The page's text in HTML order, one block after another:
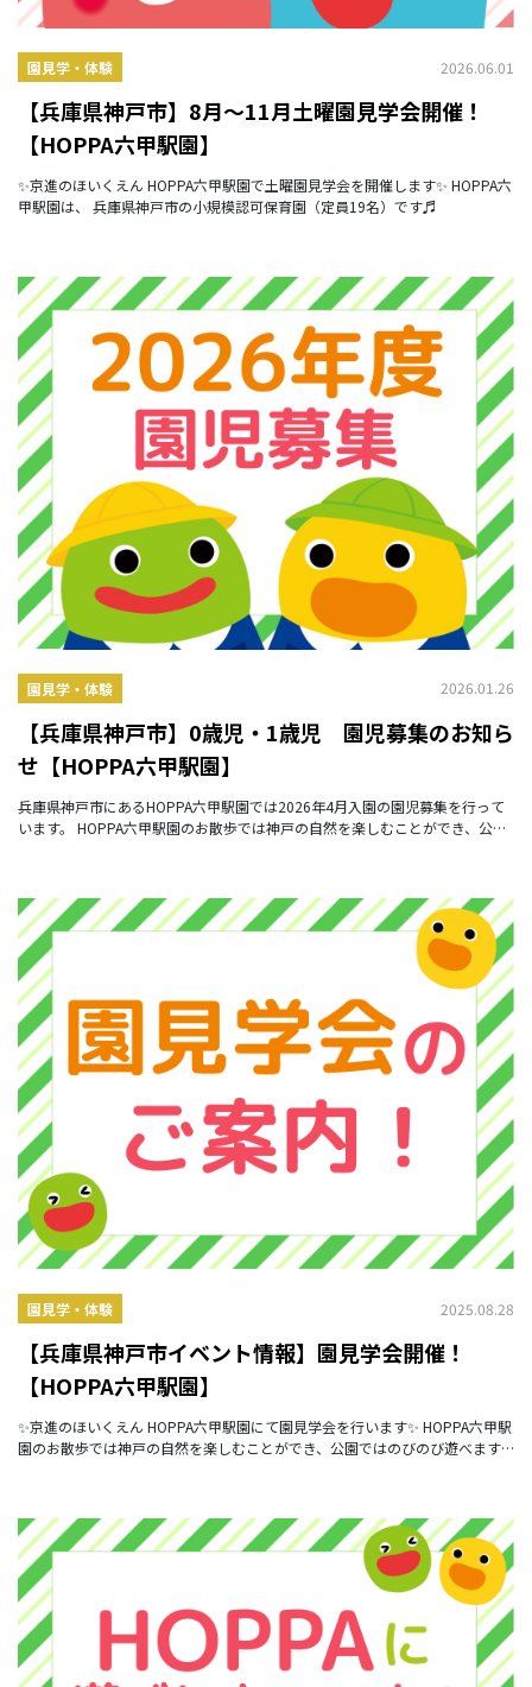
園見学・体験 2026.06.01
【兵庫県神戸市】8月～11月土曜園見学会開催！
【HOPPA六甲駅園】
✨京進のほいくえん HOPPA六甲駅園で土曜園見学会を開催します✨ HOPPA六
甲駅園は、 兵庫県神戸市の小規模認可保育園（定員19名）です♬
園見学・体験 2026.01.26
【兵庫県神戸市】0歳児・1歳児 園児募集のお知ら
せ【HOPPA六甲駅園】
兵庫県神戸市にあるHOPPA六甲駅園では2026年4月入園の園児募集を行って
います。 HOPPA六甲駅園のお散歩では神戸の自然を楽しむことができ、公園
園見学・体験 2025.08.28
【兵庫県神戸市イベント情報】園見学会開催！
【HOPPA六甲駅園】
✨京進のほいくえん HOPPA六甲駅園にて園見学会を行います✨ HOPPA六甲駅
園のお散歩では神戸の自然を楽しむことができ、公園ではのびのび遊べます✨